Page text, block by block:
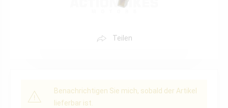
Teilen
Benachrichtigen Sie mich, sobald der Artikel
lieferbar ist.